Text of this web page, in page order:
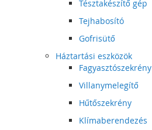
Tésztakészítő gép
Tejhabosító
Gofrisütő
Háztartási eszközök
Fagyasztószekrény
Villanymelegítő
Hűtőszekrény
Klímaberendezés